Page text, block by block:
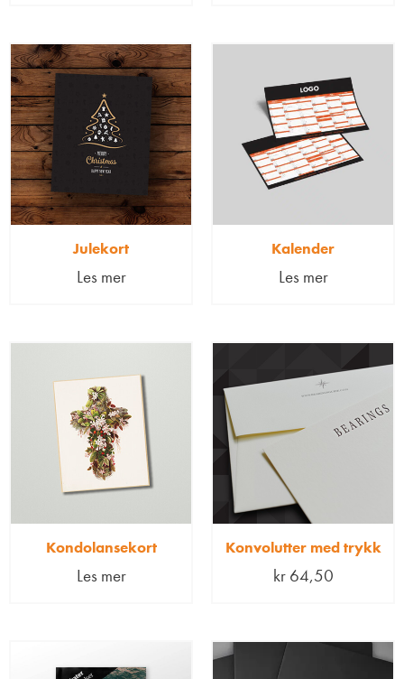
Julekort
Les mer
Kalender
Les mer
Kondolansekort
Les mer
Konvolutter med trykk
kr64,50